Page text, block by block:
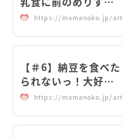
https://mamanoko.jp/
【＃6】納豆を食べ
られないっ！大好…
https://mamanoko.jp/